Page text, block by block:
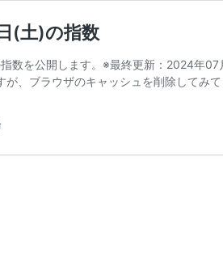
(土)の指数
数を公開します。※最終更新：2024年
が、ブラウザのキャッシュを削除してみ